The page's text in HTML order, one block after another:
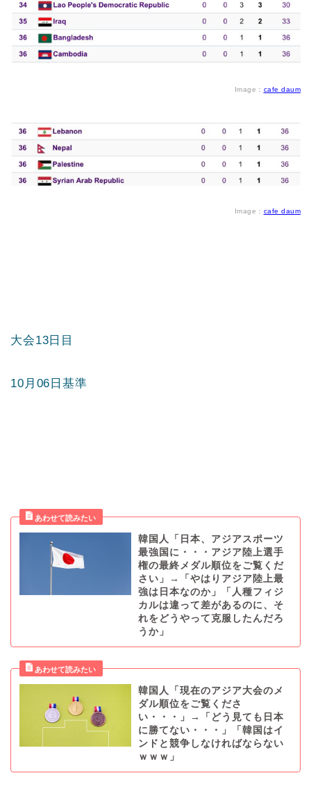
Image： cafe daum
Image： cafe daum
大会13日目
10月06日基準
韓国人「日本、アジアスポーツ
最強国に・・・アジア陸上選手
権の最終メダル順位をご覧くだ
さい」→「やはりアジア陸上最
強は日本なのか」「人種フィジ
カルは違って差があるのに、そ
れをどうやって克服したんだろ
うか」
韓国人「現在のアジア大会のメ
ダル順位をご覧くださ
い・・・」→「どう見ても日本
に勝てない・・・」「韓国はイ
ンドと競争しなければならない
ｗｗｗ」